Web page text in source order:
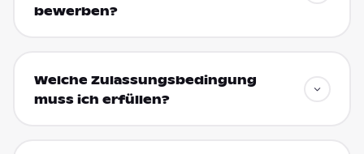
bewerben?
Welche Zulassungsbedingung
muss ich erfüllen?